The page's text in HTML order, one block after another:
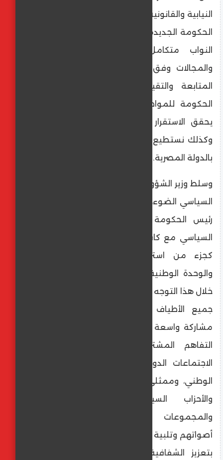
النيابية والقانونية والتواصل السياسي إن برنامج
الحكومة الجديدة، الذي تم عرضه أمام مجلس
النواب متكامل وتناول كافة القطاعات
والمجالات وفق خطة زمنية محددة عمادها
المتابعة والتقييم، الأمر الذي يؤكد وضع
الحكومة للمواطن على رأس أولوياتها، وبما
يحقق الاستقرار السياسي والتماسك الوطني،
وكذلك نستطيع من خلاله بناء مستقبل يليق
بالدولة المصرية.
وسلط وزير الشؤون النيابية والقانونية والتواصل
السياسي الضوء، في بيان له أمس، على تأكيد
رئيس الحكومة على أهمية تعزيز التواصل
السياسي مع كافة مكونات المجتمع المصري
كجزء من استراتيجيتها لتحقيق الشمولية
والوحدة الوطنية، مشيرا إلى أنها تسعى من
خلال هذا التوجه إلى فتح قنوات حوار فعالة مع
جميع الأطياف والفئات المجتمعية لضمان
مشاركة واسعة في عملية صنع القرار وتعزيز
التفاهم المشترك، ويشمل هذا التواصل؛
الاجتماعات الدورية مع مجلس أمناء الحوار
الوطني، وممثلي المجتمع المدني، والنقابات،
والأحزاب السياسية، والشباب، والمرأة،
والمجموعات المهمشة، لضمان سماع
أصواتهم وتلبية احتياجاتهم، كما تلتزم الحكومة
بتعزيز الشفافية وتوفير المعلومات اللازمة